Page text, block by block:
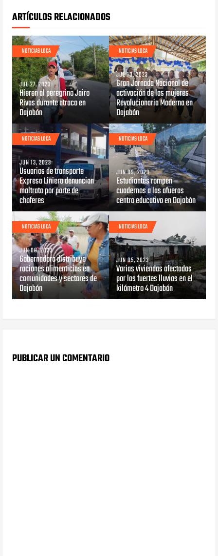
ARTÍCULOS RELACIONADOS
NOTICIAS LOCA
JUL 27, 2023
Hieren al peregrino Jairo
Rivas durante atraco en
Dajabón
NOTICIAS LOCA
JUL 10, 2023
Gran Jornada Nacional de
activación de las mujeres
Revolucionaria Moderna en
Dajabón
NOTICIAS LOCA
JUN 13, 2023
Usuarios de transporte
Expreso Liniero denuncian
maltrato por parte de
choferes
NOTICIAS LOCA
JUN 09, 2023
Estudiantes rompen
cuadernos a las afueras
centro educativo en Dajabòn
NOTICIAS LOCA
JUN 08, 2023
Gobernadora distribuye
raciones alimenticias en
comunidades y sectores de
Dajabón
NOTICIAS LOCA
JUN 05, 2023
Varias viviendas afectadas
por las fuertes lluvias en el
kilómetro 4 Dajabón
PUBLICAR UN COMENTARIO